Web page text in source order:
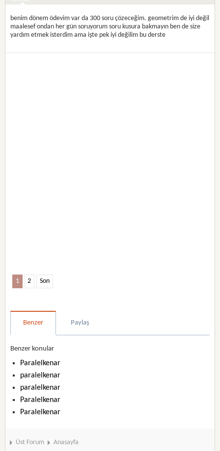
benim dönem ödevim var da 300 soru çözeceğim. geometrim de iyi değil
maalesef ondan her gün soruyorum soru kusura bakmayın ben de size
yardım etmek isterdim ama işte pek iyi değilim bu derste
1 2 Son
Benzer Paylaş
Benzer konular
Paralelkenar
paralelkenar
paralelkenar
Paralelkenar
Paralelkenar
Üst Forum Anasayfa